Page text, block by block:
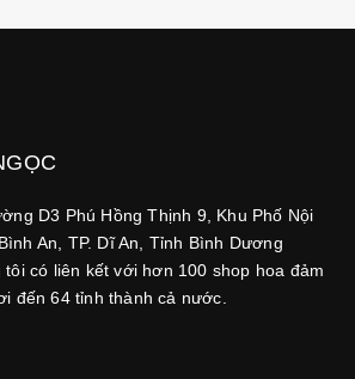
D3 Phú Hồng Thịnh 9, Khu Phố Nội
An, TP. Dĩ An, Tỉnh Bình Dương
tôi có liên kết với hơn 100 shop hoa đảm
đến 64 tỉnh thành cả nước.